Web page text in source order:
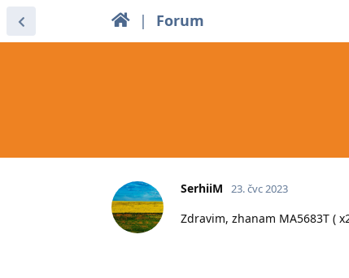
| Forum
SerhiiM 23. čvc 2023
Zdravim, zhanam MA5683T (